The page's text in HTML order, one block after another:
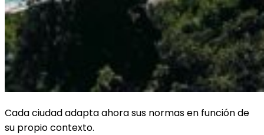
Cada ciudad adapta ahora sus normas en función de
su propio contexto.